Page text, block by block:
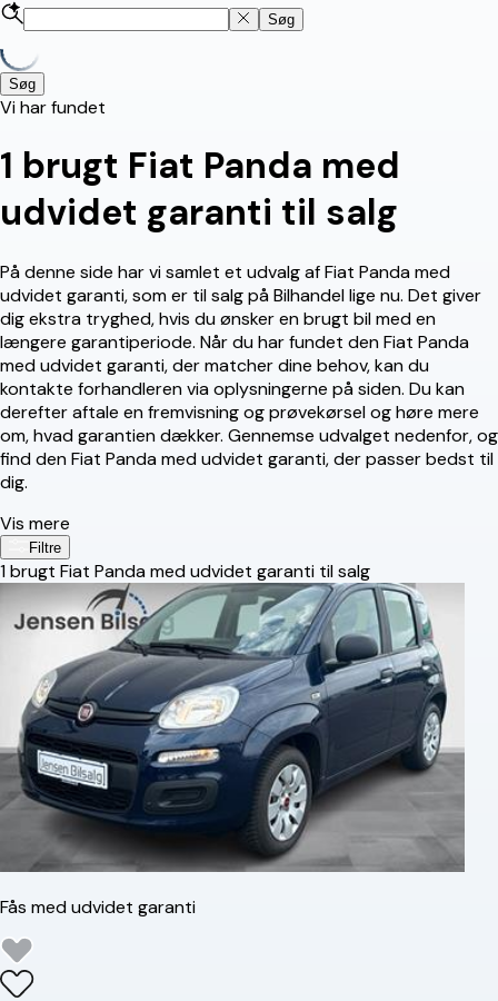
Søg
Søg
Vi har fundet
1 brugt Fiat Panda med
udvidet garanti til salg
På denne side har vi samlet et udvalg af Fiat Panda med
udvidet garanti, som er til salg på Bilhandel lige nu. Det giver
dig ekstra tryghed, hvis du ønsker en brugt bil med en
længere garantiperiode. Når du har fundet den Fiat Panda
med udvidet garanti, der matcher dine behov, kan du
kontakte forhandleren via oplysningerne på siden. Du kan
derefter aftale en fremvisning og prøvekørsel og høre mere
om, hvad garantien dækker. Gennemse udvalget nedenfor, og
find den Fiat Panda med udvidet garanti, der passer bedst til
dig.
Vis mere
Filtre
1brugt Fiat Panda med udvidet garanti til salg
Fås med udvidet garanti